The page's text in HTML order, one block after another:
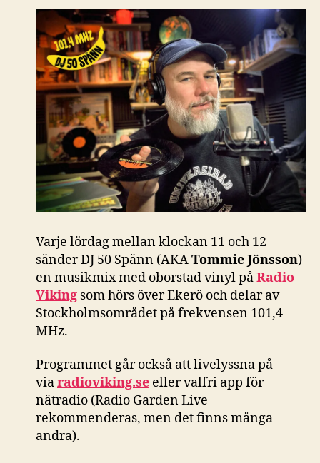
Varje lördag mellan klockan 11 och 12
sänder DJ 50 Spänn (AKATommie Jönsson)
en musikmix med oborstad vinyl påRadio
Viking som hörs över Ekerö och delar av
Stockholmsområdet på frekvensen 101,4
MHz.
Programmet går också att livelyssna på
viaradioviking.se eller valfri app för
nätradio (Radio Garden Live
rekommenderas, men det finns många
andra).